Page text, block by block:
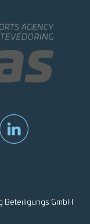
Beteiligungs GmbH